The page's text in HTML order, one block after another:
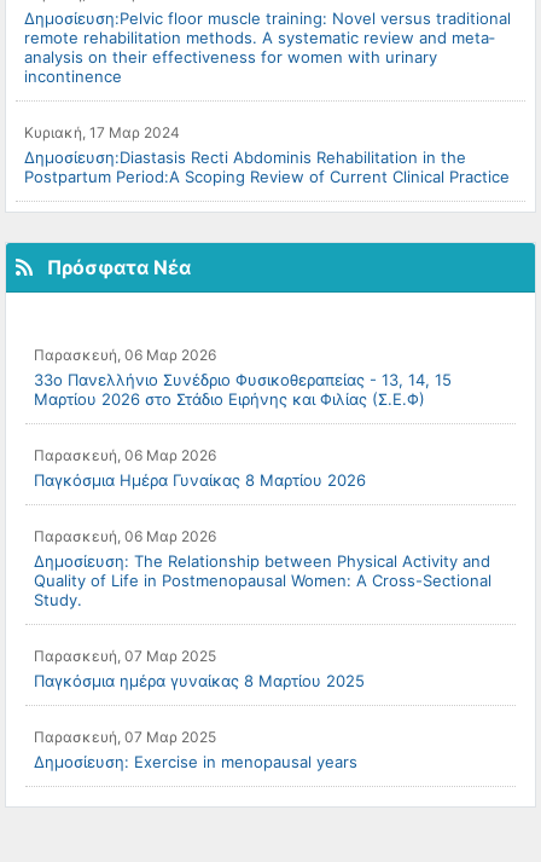
Δημοσίευση:Pelvic floor muscle training: Novel versus traditional
remote rehabilitation methods. A systematic review and meta‐
analysis on their effectiveness for women with urinary
incontinence
Κυριακή, 17 Μαρ 2024
Δημοσίευση:Diastasis Recti Abdominis Rehabilitation in the
Postpartum Period:A Scoping Review of Current Clinical Practice
Πρόσφατα Νέα
Παρασκευή, 06 Μαρ 2026
33o Πανελλήνιο Συνέδριο Φυσικοθεραπείας - 13, 14, 15
Μαρτίου 2026 στο Στάδιο Ειρήνης και Φιλίας (Σ.Ε.Φ)
Παρασκευή, 06 Μαρ 2026
Παγκόσμια Ημέρα Γυναίκας 8 Μαρτίου 2026
Παρασκευή, 06 Μαρ 2026
Δημοσίευση: The Relationship between Physical Activity and
Quality of Life in Postmenopausal Women: A Cross-Sectional
Study.
Παρασκευή, 07 Μαρ 2025
Παγκόσμια ημέρα γυναίκας 8 Μαρτίου 2025
Παρασκευή, 07 Μαρ 2025
Δημοσίευση: Exercise in menopausal years